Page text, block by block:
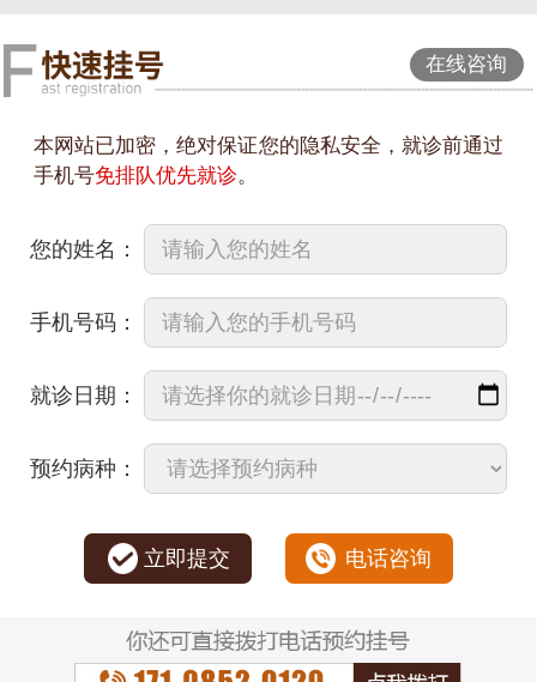
在线咨询
本网站已加密，绝对保证您的隐私安全，就诊前通过
手机号免排队优先就诊。
您的姓名：
手机号码：
就诊日期：
预约病种：
立即提交 电话咨询